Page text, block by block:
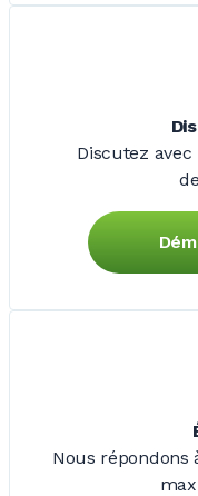
Discutez
Nous répondons